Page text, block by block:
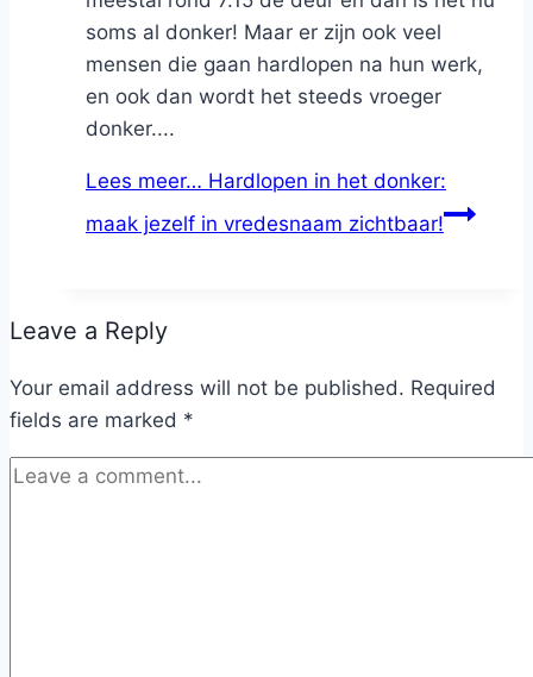
soms al donker! Maar er zijn ook veel
mensen die gaan hardlopen na hun werk,
en ook dan wordt het steeds vroeger
donker....
Lees meer… Hardlopen in het donker:
maak jezelf in vredesnaam zichtbaar!
Leave a Reply
Your email address will not be published. Required
fields are marked *